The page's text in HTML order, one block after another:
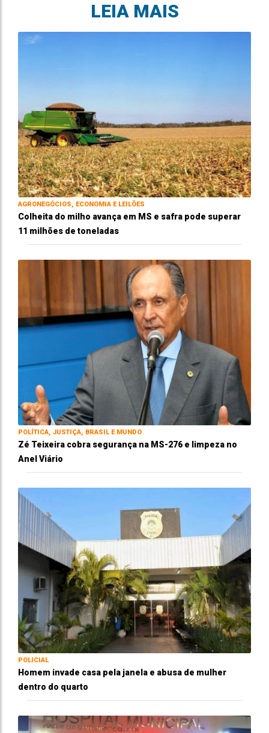
LEIA MAIS
AGRONEGÓCIOS, ECONOMIA E LEILÕES
Colheita do milho avança em MS e safra pode superar
11 milhões de toneladas
POLÍTICA, JUSTIÇA, BRASIL E MUNDO
Zé Teixeira cobra segurança na MS-276 e limpeza no
Anel Viário
POLICIAL
Homem invade casa pela janela e abusa de mulher
dentro do quarto